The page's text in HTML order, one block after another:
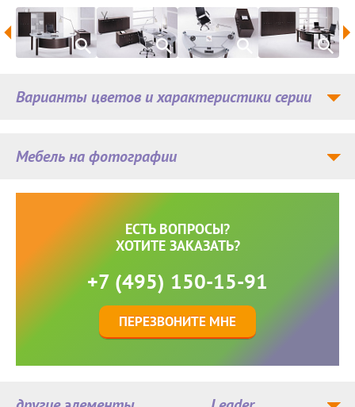
Мебель на фотографии
Варианты цветов и характеристики серии
ЕСТЬ ВОПРОСЫ?
ХОТИТЕ ЗАКАЗАТЬ?
+7 (495) 150-15-91
ПЕРЕЗВОНИТЕ МНЕ